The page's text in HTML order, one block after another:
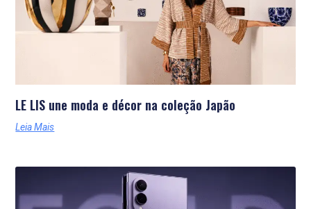
LE LIS une moda e décor na coleção Japão
Leia Mais